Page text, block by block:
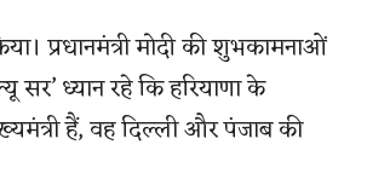
प्रधानमंत्री मोदी की शुभकामनाओं
सर’ ध्यान रहे कि हरियाणा के
हैं, वह दिल्ली और पंजाब की